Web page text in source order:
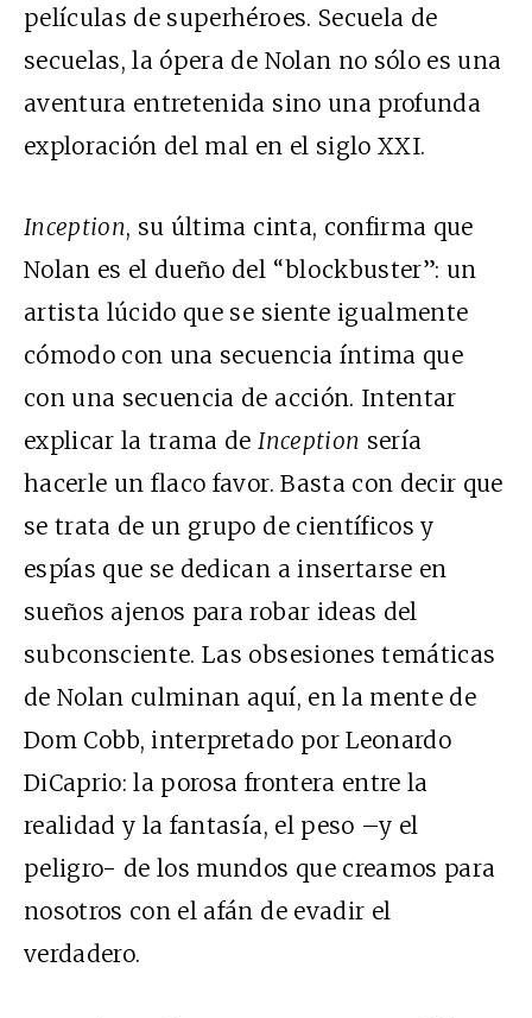
películas de superhéroes. Secuela de
secuelas, la ópera de Nolan no sólo es una
aventura entretenida sino una profunda
exploración del mal en el siglo XXI.
Inception, su última cinta, confirma que
Nolan es el dueño del “blockbuster”: un
artista lúcido que se siente igualmente
cómodo con una secuencia íntima que
con una secuencia de acción. Intentar
explicar la trama deInception sería
hacerle un flaco favor. Basta con decir que
se trata de un grupo de científicos y
espías que se dedican a insertarse en
sueños ajenos para robar ideas del
subconsciente. Las obsesiones temáticas
de Nolan culminan aquí, en la mente de
Dom Cobb, interpretado por Leonardo
DiCaprio: la porosa frontera entre la
realidad y la fantasía, el peso –y el
peligro- de los mundos que creamos para
nosotros con el afán de evadir el
verdadero.